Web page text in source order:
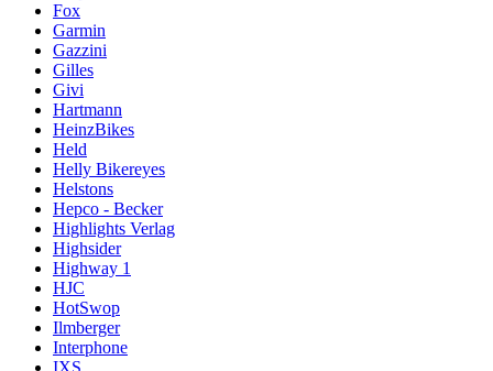
Fox
Garmin
Gazzini
Gilles
Givi
Hartmann
HeinzBikes
Held
Helly Bikereyes
Helstons
Hepco - Becker
Highlights Verlag
Highsider
Highway 1
HJC
HotSwop
Ilmberger
Interphone
IXS